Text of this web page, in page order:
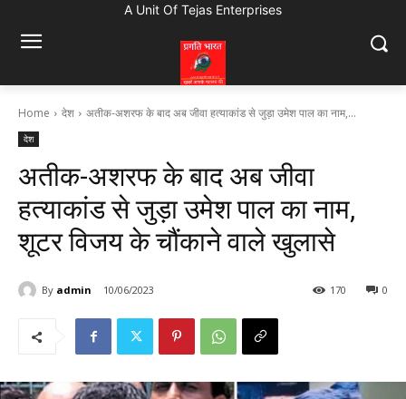
A Unit Of Tejas Enterprises
Home देश अतीक-अशरफ के बाद अब जीवा हत्याकांड से जुड़ा उमेश पाल का नाम,...
देश
अतीक-अशरफ के बाद अब जीवा
हत्याकांड से जुड़ा उमेश पाल का नाम,
शूटर विजय के चौंकाने वाले खुलासे
By admin 10/06/2023 0
170